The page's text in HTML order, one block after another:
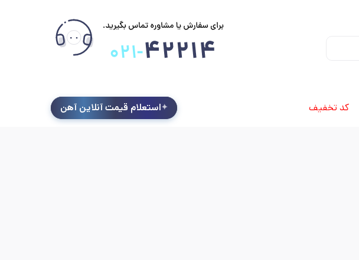
کد تخفیف استعلام قیمت آنلاین آهن